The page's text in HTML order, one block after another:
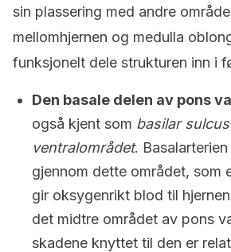
sin plassering med andre
mellomhjernen og medulla
funksjonelt dele strukturen inn i
Den basale delen av pons
også kjent som basilar sulcus
ventralområdet.
gjennom dette området, som
gir oksygenrikt blod til
det midtre området av pons
skadene knyttet til den er